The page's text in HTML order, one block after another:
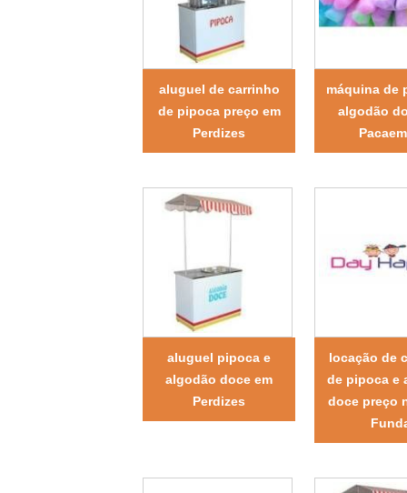
aluguel de carrinho
de pipoca preço em
Perdizes
máquina de
algodão
aluguel pipoca e
algodão doce em
Perdizes
locação de
de pipoca e
doce preço